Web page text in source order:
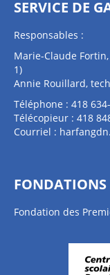
SERVICE DE
Responsables :
Marie-Claude
1)
Annie Rouillard,
Téléphone : 418
Télécopieur : 418
Courriel :
FONDATIONS
Fondation des